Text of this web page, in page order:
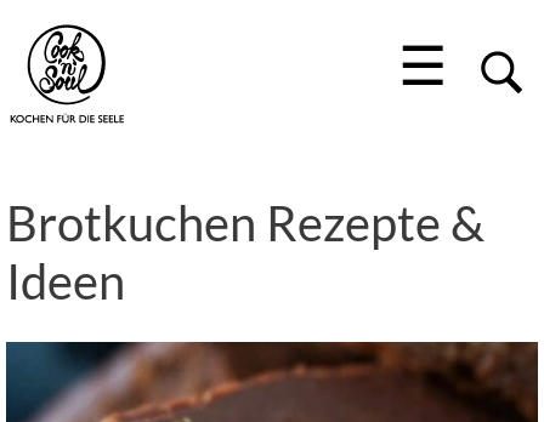
☰
Brotkuchen Rezepte &
Ideen